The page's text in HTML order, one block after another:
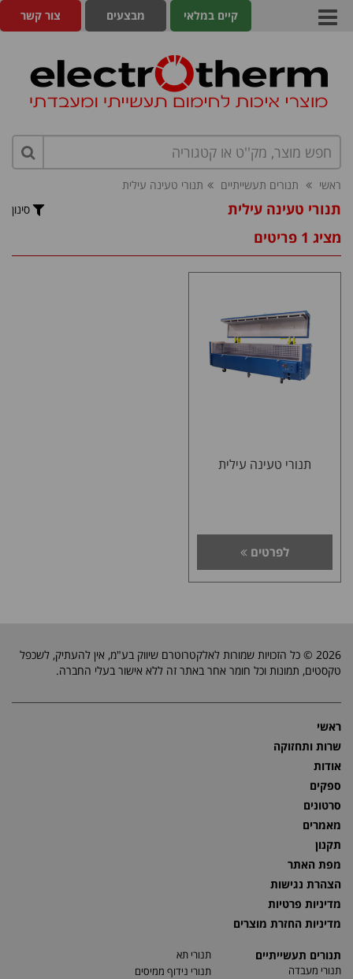
צור קשר מבצעים קיים במלאי
ראשי תנורים תעשייתיים תנורי טעינה עילית
תנורי טעינה עילית סינון
מציג 1 פריטים
תנורי טעינה עילית
לפרטים
2026 © כל הזכויות שמורות לאלקטרוטרם שיווק בע"מ, אין להעתיק, לשכפל
טקסטים, תמונות וכל חומר אחר באתר זה ללא אישור בעלי החברה.
ראשי
שרות ותחזוקה
אודות
ספקים
סרטונים
מאמרים
תקנון
מפת האתר
הצהרת נגישות
מדיניות פרטיות
מדיניות החזרת מוצרים
תנורים תעשייתיים
תנורי מעבדה
תנורי תא
תנורי נידוף ממיסים